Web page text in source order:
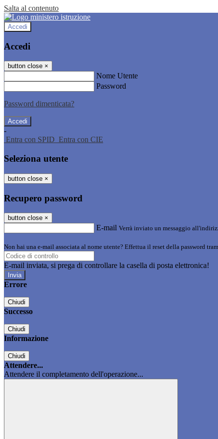
Salta al contenuto
Accedi
Accedi
button close ×
Nome Utente
Password
Password dimenticata?
-
Entra con SPID Entra con CIE
Seleziona utente
button close ×
Recupero password
button close ×
E-mail Verrà inviato un messaggio
Non hai una e-mail associata al nome utente? Effettua il reset della password
E-mail inviata, si prega di controllare la casella di posta elettronica!
Errore
Chiudi
Successo
Chiudi
Informazione
Chiudi
Attendere...
Attendere il completamento dell'operazione...